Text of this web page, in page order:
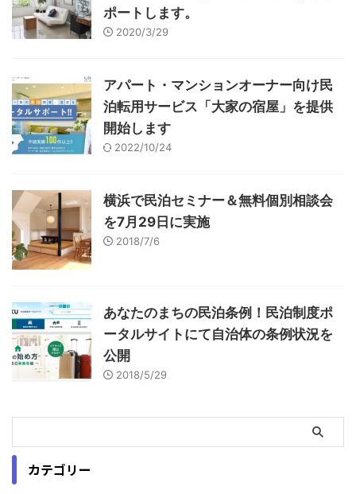
ポートします。
2020/3/29
アパート・マンションオーナー向け民
泊転用サービス「大家の宿屋」を提供
開始します
2022/10/24
横浜で民泊セミナー＆無料個別相談会
を7月29日に実施
2018/7/6
あなたのまちの民泊条例！民泊制度ポ
ータルサイトにて自治体の条例状況を
公開
2018/5/29
カテゴリー